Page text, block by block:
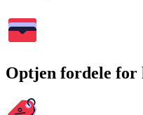
Optjen fordele for